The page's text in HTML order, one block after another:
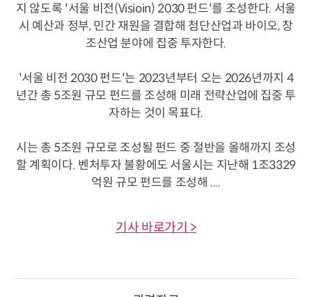
지 않도록 '서울 비전(Visioin) 2030 펀드'를 조성한다. 서울
시 예산과 정부, 민간 재원을 결합해 첨단산업과 바이오, 창
조산업 분야에 집중 투자한다.
'서울 비전 2030 펀드'는 2023년부터 오는 2026년까지 4
년간 총 5조원 규모 펀드를 조성해 미래 전략산업에 집중 투
자하는 것이 목표다.
시는 총 5조원 규모로 조성될 펀드 중 절반을 올해까지 조성
할 계획이다. 벤처투자 불황에도 서울시는 지난해 1조3329
억원 규모 펀드를 조성해 ....
기사 바로가기 >